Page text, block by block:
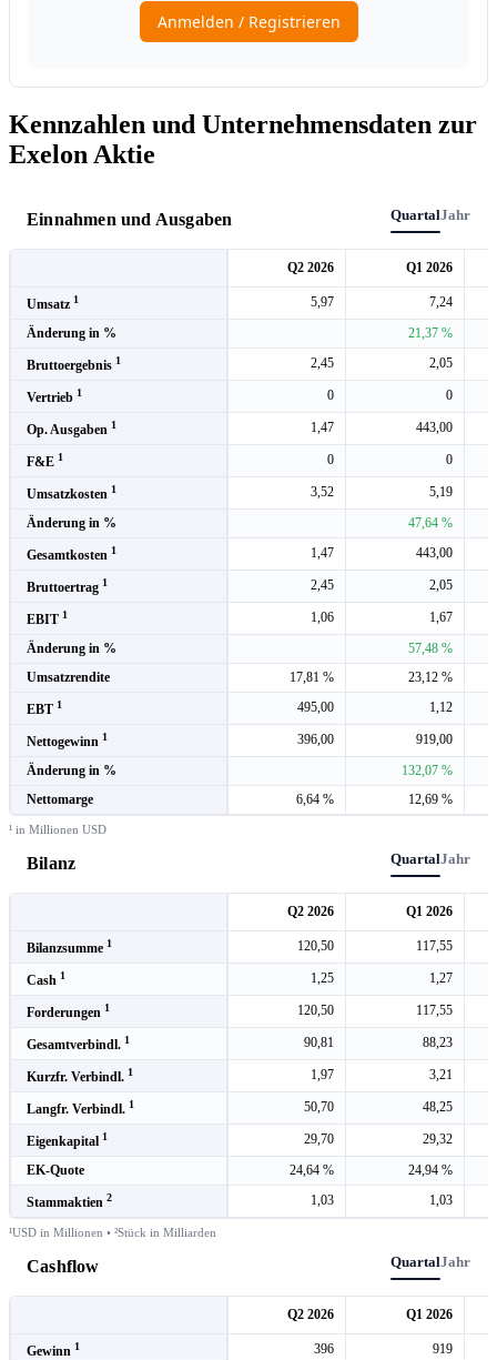
Kennzahlen und Unternehmensdaten zur
Exelon Aktie
Einnahmen und Ausgaben QuartalJahr
Q2 2026 Q1 2026
Umsatz 1 5,97
7,24
Änderung in %
21,37 %
Bruttoergebnis 1 2,45 2,05
Vertrieb 1 0 0
Op. Ausgaben 1 1,47 443,00
F&E 1 0 0
Umsatzkosten 1 3,52
5,19
Änderung in %
47,64 %
Gesamtkosten 1 1,47 443,00
Bruttoertrag 1 2,45 2,05
EBIT 1 1,06
1,67
Änderung in %
57,48 %
Umsatzrendite
17,81 % 23,12 %
EBT 1 495,00 1,12
Nettogewinn 1 396,00
919,00
Änderung in %
132,07 %
Nettomarge
6,64 % 12,69 %
¹ in Millionen USD
Bilanz QuartalJahr
Q2 2026 Q1 2026
Bilanzsumme 1 120,50 117,55
Cash 1 1,25 1,27
Forderungen 1 120,50 117,55
Gesamtverbindl. 1 90,81 88,23
Kurzfr. Verbindl. 1 1,97 3,21
Langfr. Verbindl. 1 50,70 48,25
Eigenkapital 1 29,70
29,32
EK-Quote
24,64 % 24,94 %
Stammaktien 2 1,03 1,03
¹USD in Millionen • ²Stück in Milliarden
Cashflow QuartalJahr
Q2 2026 Q1 2026
Gewinn 1 396 919